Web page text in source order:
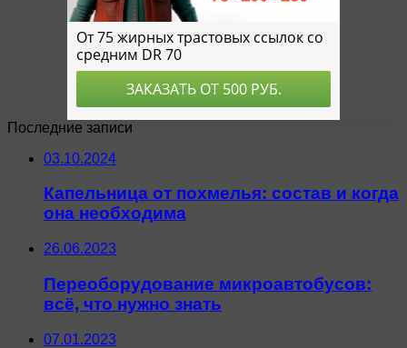
Последние записи
03.10.2024
Капельница от похмелья: состав и когда
она необходима
26.06.2023
Переоборудование микроавтобусов:
всё, что нужно знать
07.01.2023